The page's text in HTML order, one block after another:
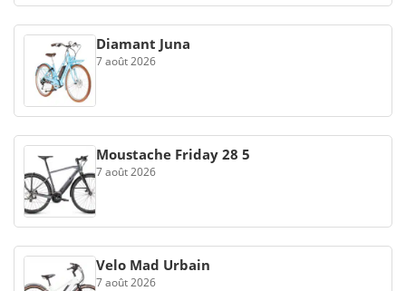
Diamant Juna
7 août 2026
Moustache Friday 28 5
7 août 2026
Velo Mad Urbain
7 août 2026